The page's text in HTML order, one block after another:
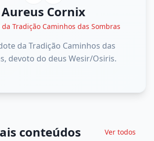
Aureus Cornix
Tradição Caminhos das Sombras
da Tradição Caminhos das
devoto do deus Wesir/Osiris.
conteúdos Ver todos